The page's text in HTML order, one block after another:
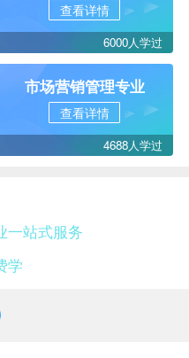
查看详情
6000人学过
市场营销管理专业
查看详情
4688人学过
一站式服务
学